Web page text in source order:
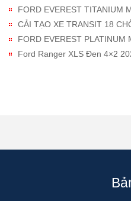
FORD EVEREST TITANIUM
CẢI TẠO XE TRANSIT 18
FORD EVEREST PLATINUM
Ford Ranger XLS Đen 4×2